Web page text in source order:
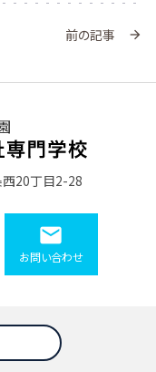
前の記事 
20丁目2-28
お問い合わせ